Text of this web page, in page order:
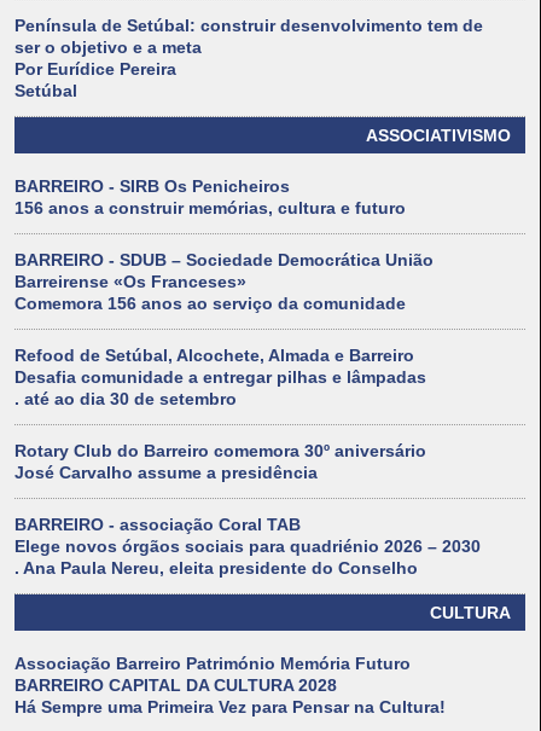
Península de Setúbal: construir desenvolvimento tem de
ser o objetivo e a meta
Por Eurídice Pereira
Setúbal
ASSOCIATIVISMO
BARREIRO - SIRB Os Penicheiros
156 anos a construir memórias, cultura e futuro
BARREIRO - SDUB – Sociedade Democrática União
Barreirense «Os Franceses»
Comemora 156 anos ao serviço da comunidade
Refood de Setúbal, Alcochete, Almada e Barreiro
Desafia comunidade a entregar pilhas e lâmpadas
. até ao dia 30 de setembro
Rotary Club do Barreiro comemora 30º aniversário
José Carvalho assume a presidência
BARREIRO - associação Coral TAB
Elege novos órgãos sociais para quadriénio 2026 – 2030
. Ana Paula Nereu, eleita presidente do Conselho
CULTURA
Associação Barreiro Património Memória Futuro
BARREIRO CAPITAL DA CULTURA 2028
Há Sempre uma Primeira Vez para Pensar na Cultura!